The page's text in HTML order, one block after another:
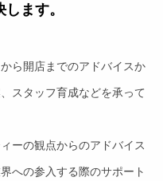
ます。
ら開店までのアドバイスか
スタッフ育成などを承って
ーの観点からのアドバイス
への参入する際のサポート